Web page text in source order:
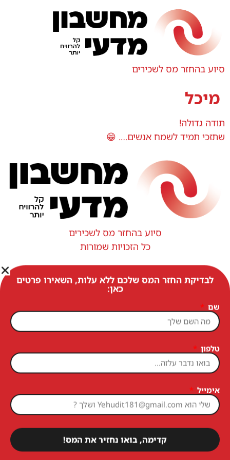
סיוע בהחזר מס לשכירים
מיכל
תודה גדולה!
שתזכי תמיד לשמח אנשים…. 😁
סיוע בהחזר מס לשכירים
כל הזכויות שמורות
לבדיקת החזר המס שלכם ללא עלות, השאירו פרטים
כאן:
שם
טלפון
אימייל
קדימה, בואו נחזיר את המס!